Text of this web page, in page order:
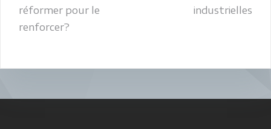
réformer pour le
renforcer?
industrielles